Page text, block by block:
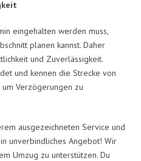
eingehalten werden muss,
planen kannst. Daher
und Zuverlässigkeit.
und kennen die Strecke von
um Verzögerungen zu
ausgezeichneten Service und
unverbindliches Angebot! Wir
Umzug zu unterstützen. Du